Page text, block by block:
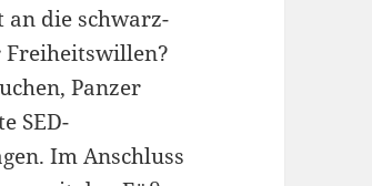
an die schwarz-
Freiheitswillen?
Panzer
SED-
Im Anschluss